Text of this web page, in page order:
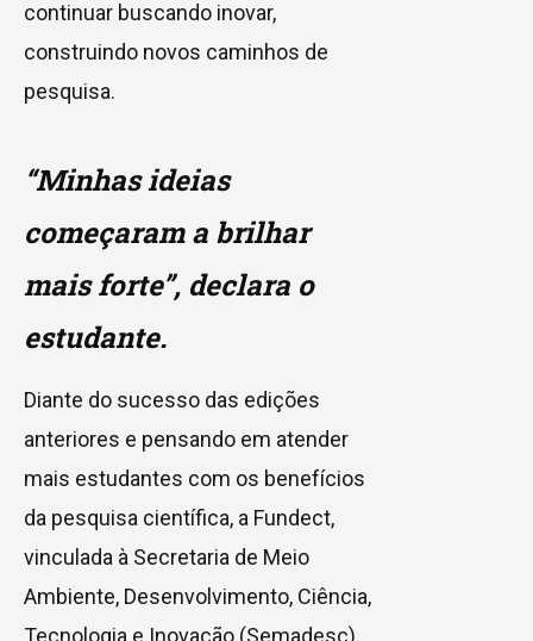
continuar buscando inovar,
construindo novos caminhos de
pesquisa.
“Minhas ideias
começaram a brilhar
mais forte”, declara o
estudante.
Diante do sucesso das edições
anteriores e pensando em atender
mais estudantes com os benefícios
da pesquisa científica, a Fundect,
vinculada à Secretaria de Meio
Ambiente, Desenvolvimento, Ciência,
Tecnologia e Inovação (Semadesc),